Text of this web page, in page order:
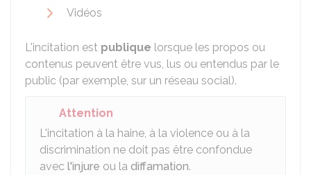
Vidéos
L'incitation est publique lorsque les propos ou
contenus peuvent être vus, lus ou entendus par le
public (par exemple, sur un réseau social).
Attention
L'incitation à la haine, à la violence ou à la
discrimination ne doit pas être confondue
avec l'injure ou la diffamation.